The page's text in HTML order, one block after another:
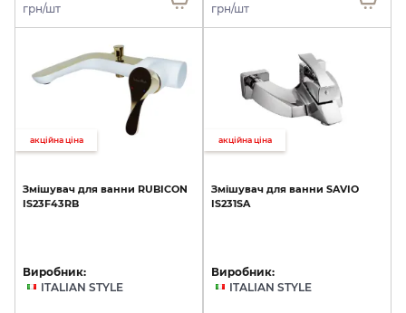
грн/шт грн/шт
акційна ціна
Змішувач для ванни RUBICON
IS23F43RB
Виробник:
ITALIAN STYLE
акційна ціна
Змішувач для ванни SAVIO
IS231SA
Виробник:
ITALIAN STYLE